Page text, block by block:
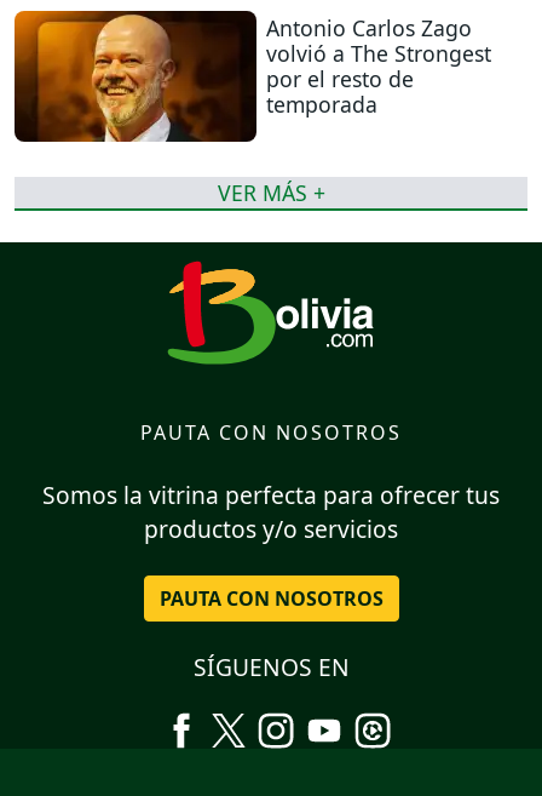
Antonio Carlos Zago
volvió a The Strongest
por el resto de
temporada
VER MÁS +
PAUTA CON NOSOTROS
Somos la vitrina perfecta para ofrecer tus
productos y/o servicios
PAUTA CON NOSOTROS
SÍGUENOS EN